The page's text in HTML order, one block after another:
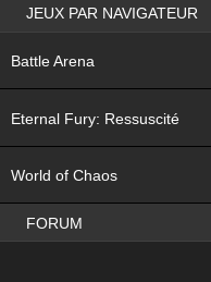
JEUX PAR NAVIGATEUR
Battle Arena
Eternal Fury: Ressuscité
World of Chaos
FORUM